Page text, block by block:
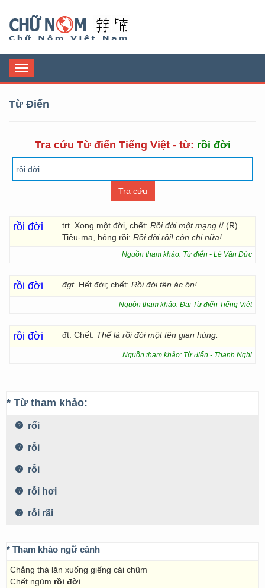
Toggle
navigation
Từ Điển
Tra cứu Từ điển Tiếng Việt - từ: rồi đời
rồi đời trt. Xong một đời, chết: Rồi đời một mạng // (R)
Tiêu-ma, hỏng rồi: Rồi đời rồi! còn chi nữa!.
Nguồn tham khảo: Từ điển - Lê Văn Đức
rồi đời đgt. Hết đời; chết: Rồi đời tên ác ôn!
Nguồn tham khảo: Đại Từ điển Tiếng Việt
rồi đời đt. Chết: Thế là rồi đời một tên gian hùng.
Nguồn tham khảo: Từ điển - Thanh Nghị
* Từ tham khảo:
rổi
rỗi
rỗi
rỗi hơi
rỗi rãi
* Tham khảo ngữ cảnh
Chẳng thà lăn xuống giếng cái chũm
Chết ngủm rồi đời